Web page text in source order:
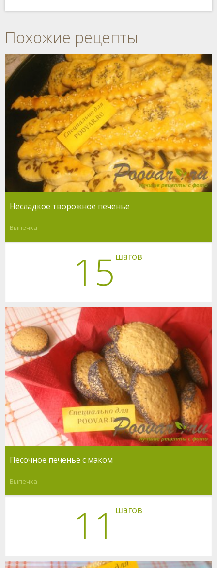
Похожие рецепты
Несладкое творожное печенье
Выпечка
15 шагов
Песочное печенье с маком
Выпечка
11 шагов